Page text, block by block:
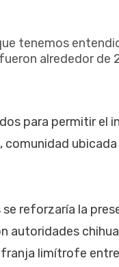
tenemos
alrededor de
para permitir el
ubicada
reforzaría la
autoridades
limítrofe